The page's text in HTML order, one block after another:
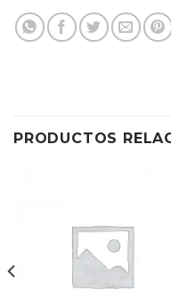
PRODUCTOS